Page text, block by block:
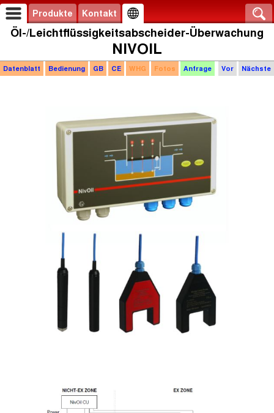
Produkte Kontakt
Öl-/Leichtflüssigkeitsabscheider-Überwachung
NIVOIL
Vor Nächste
Datenblatt Bedienung GB CE WHG Fotos Anfrage